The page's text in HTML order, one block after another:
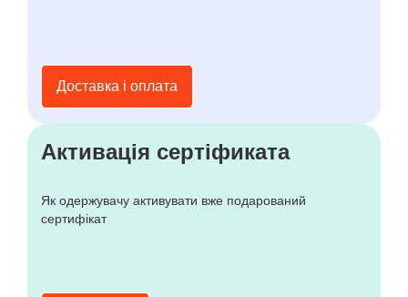
Доставка і оплата
Активація сертіфиката
Як одержувачу активувати вже подарований
сертифікат